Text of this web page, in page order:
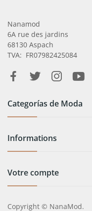
Nanamod
6A rue des jardins
68130 Aspach
TVA: FR07982425084
Categorías de Moda
Informations
Votre compte
Copyright © NanaMod.